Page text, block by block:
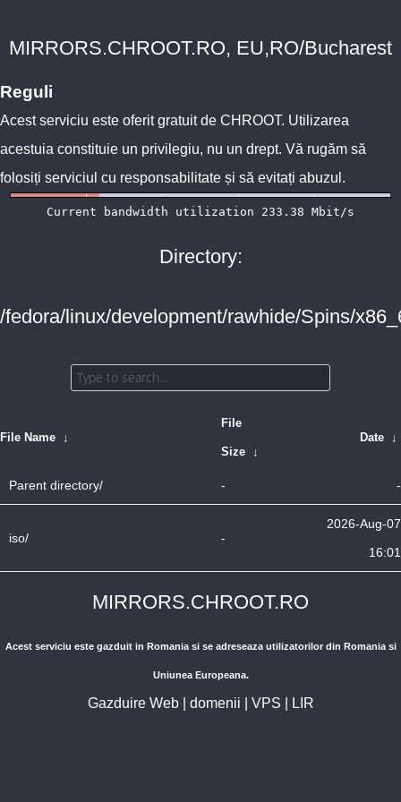
MIRRORS.CHROOT.RO, EU,RO/Bucharest
Reguli
Acest serviciu este oferit gratuit de CHROOT. Utilizarea
acestuia constituie un privilegiu, nu un drept. Vă rugăm să
folosiți serviciul cu responsabilitate și să evitați abuzul.
Directory:
/fedora/linux/development/rawhide/Spins/
File Name ↓
File
Size ↓
Date ↓
Parent directory/ - -
iso/ -
2026-Aug-07
16:01
MIRRORS.CHROOT.RO
Acest serviciu este gazduit in Romania si se adreseaza utilizatorilor din Romania si
Uniunea Europeana.
Gazduire Web| domenii VPS LIR